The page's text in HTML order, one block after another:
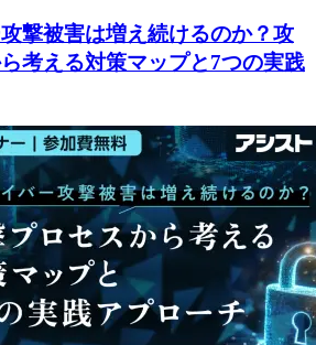
撃被害は増え続けるのか？攻
考える対策マップと7つの実践